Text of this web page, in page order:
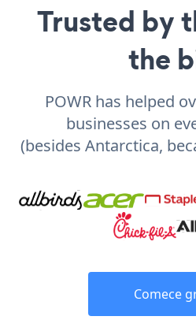
Trusted by
the
POWR has helped
businesses on
(besides Antarctica,
Comece